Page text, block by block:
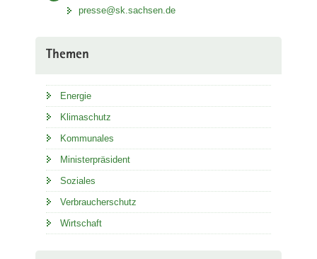
presse@sk.sachsen.de
Themen
Energie
Klimaschutz
Kommunales
Ministerpräsident
Soziales
Verbraucherschutz
Wirtschaft